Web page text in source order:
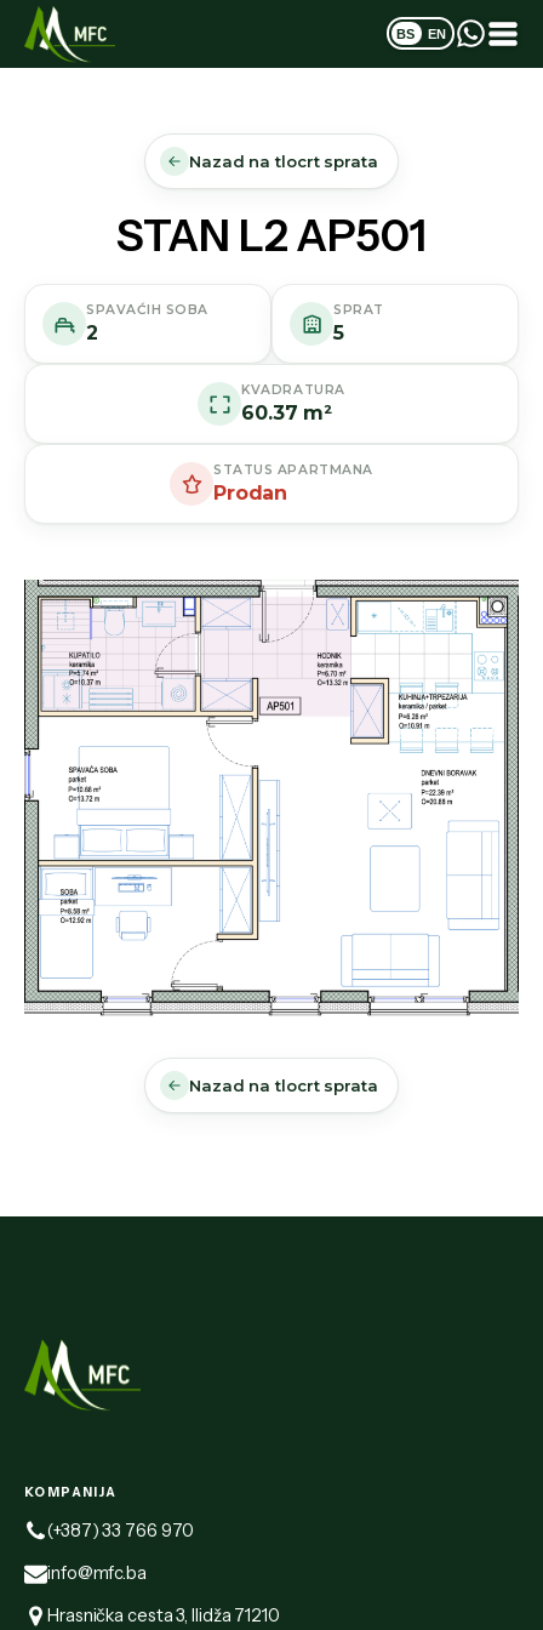
BS EN
Nazad na tlocrt sprata
STAN L2 AP501
KVADRATURA
60.37 m²
SPAVAĆIH SOBA
2
SPRAT
5
STATUS APARTMANA
Prodan
Nazad na tlocrt sprata
KOMPANIJA
(+387) 33 766 970
info@mfc.ba
Hrasnička cesta 3, Ilidža 71210